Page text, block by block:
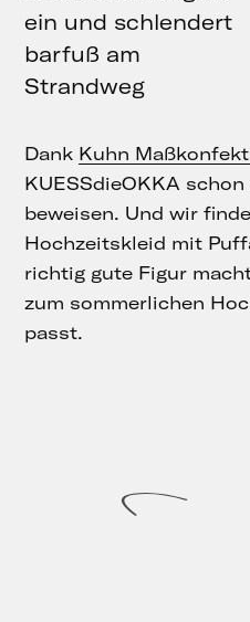
Dank Kuhn
KUESSdieOKKA
beweisen. Und wir
Hochzeitskleid mit
richtig gute Figur
zum sommerlichen
passt.